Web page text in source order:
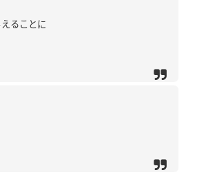
ることに